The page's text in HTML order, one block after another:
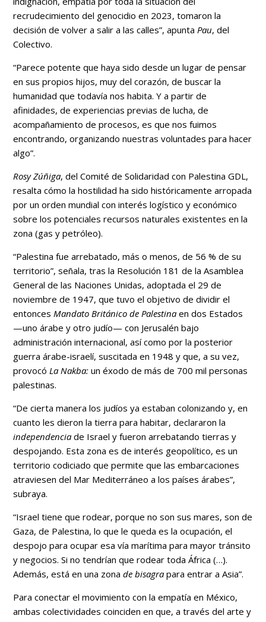
recrudecimiento del genocidio en 2023, tomaron la
decisión de volver a salir a las calles”, apuntaPau, del
Colectivo.
“Parece potente que haya sido desde un lugar de pensar
en sus propios hijos, muy del corazón, de buscar la
humanidad que todavía nos habita. Y a partir de
afinidades, de experiencias previas de lucha, de
acompañamiento de procesos, es que nos fuimos
encontrando, organizando nuestras voluntades para hacer
algo”.
Rosy Zúñiga, del Comité de Solidaridad con Palestina GDL,
resalta cómo la hostilidad ha sido históricamente arropada
por un orden mundial con interés logístico y económico
sobre los potenciales recursos naturales existentes en la
zona (gas y petróleo).
“Palestina fue arrebatado, más o menos, de 56 % de su
territorio”, señala, tras la Resolución 181 de la Asamblea
General de las Naciones Unidas, adoptada el 29 de
noviembre de 1947, que tuvo el objetivo de dividir el
entoncesMandato Británico de Palestina en dos Estados
—uno árabe y otro judío— con Jerusalén bajo
administración internacional, así como por la posterior
guerra árabe-israelí, suscitada en 1948 y que, a su vez,
provocóLa Nakba:un éxodo de más de 700 mil personas
palestinas.
“De cierta manera los judíos ya estaban colonizando y, en
cuanto les dieron la tierra para habitar, declararon la
independencia de Israel y fueron arrebatando tierras y
despojando. Esta zona es de interés geopolítico, es un
territorio codiciado que permite que las embarcaciones
atraviesen del Mar Mediterráneo a los países árabes”,
subraya.
“Israel tiene que rodear, porque no son sus mares, son de
Gaza, de Palestina, lo que le queda es la ocupación, el
despojo para ocupar esa vía marítima para mayor tránsito
y negocios. Si no tendrían que rodear toda África (…).
Además, está en una zonade bisagra para entrar a Asia”.
Para conectar el movimiento con la empatía en México,
ambas colectividades coinciden en que, a través del arte y